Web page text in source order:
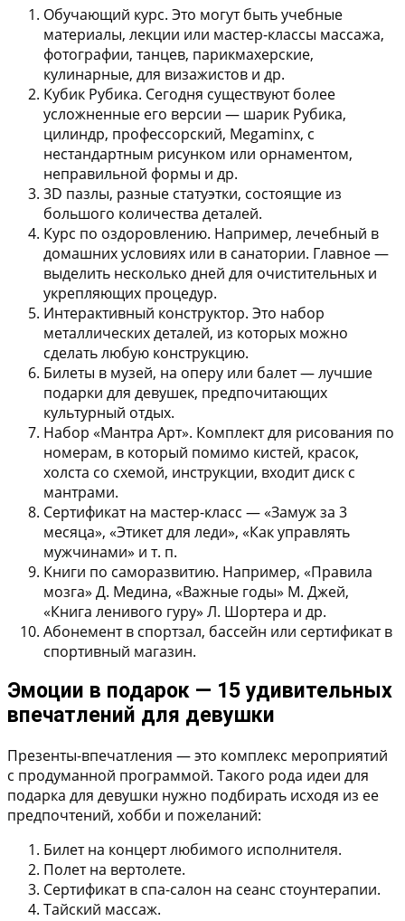
Обучающий курс. Это могут быть учебные
материалы, лекции или мастер-классы массажа,
фотографии, танцев, парикмахерские,
кулинарные, для визажистов и др.
Кубик Рубика. Сегодня существуют более
усложненные его версии — шарик Рубика,
цилиндр, профессорский, Megaminx, с
нестандартным рисунком или орнаментом,
неправильной формы и др.
3D пазлы, разные статуэтки, состоящие из
большого количества деталей.
Курс по оздоровлению. Например, лечебный в
домашних условиях или в санатории. Главное —
выделить несколько дней для очистительных и
укрепляющих процедур.
Интерактивный конструктор. Это набор
металлических деталей, из которых можно
сделать любую конструкцию.
Билеты в музей, на оперу или балет— лучшие
подарки для девушек, предпочитающих
культурный отдых.
Набор «Мантра Арт». Комплект для рисования по
номерам, в который помимо кистей, красок,
холста со схемой, инструкции, входит диск с
мантрами.
Сертификат на мастер-класс — «Замуж за 3
месяца», «Этикет для леди», «Как управлять
мужчинами» и т. п.
Книги по саморазвитию. Например, «Правила
мозга» Д. Медина, «Важные годы» М. Джей,
«Книга ленивого гуру» Л. Шортера и др.
Абонементв спортзал, бассейн или сертификат в
спортивный магазин.
Эмоции в подарок — 15 удивительных
впечатлений для девушки
Презенты-впечатления — это комплекс мероприятий
с продуманной программой. Такого рода идеи для
подарка для девушки нужно подбирать исходя из ее
предпочтений, хобби и пожеланий:
Билет на концерт любимого исполнителя.
Полет на вертолете.
Сертификат в спа-салон на сеанс стоунтерапии.
Тайский массаж.